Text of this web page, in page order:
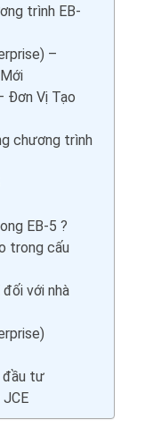
trình EB-
–
Đơn Vị Tạo
chương trình
EB-5 ?
trong cấu
đối với nhà
đầu tư